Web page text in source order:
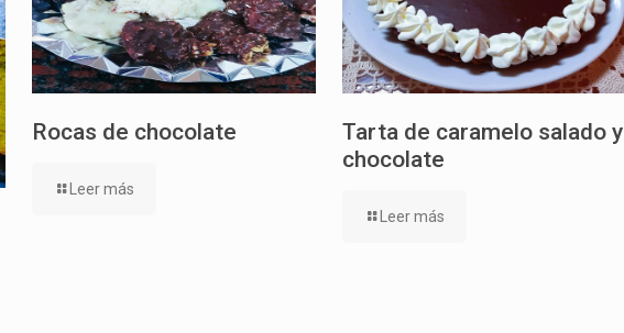
Rocas de chocolate
Leer más
Tarta de caramelo salado y
chocolate
Leer más